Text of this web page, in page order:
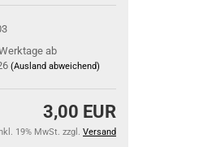
ab
(Ausland abweichend)
3,00 EUR
19% MwSt. zzgl. Versand